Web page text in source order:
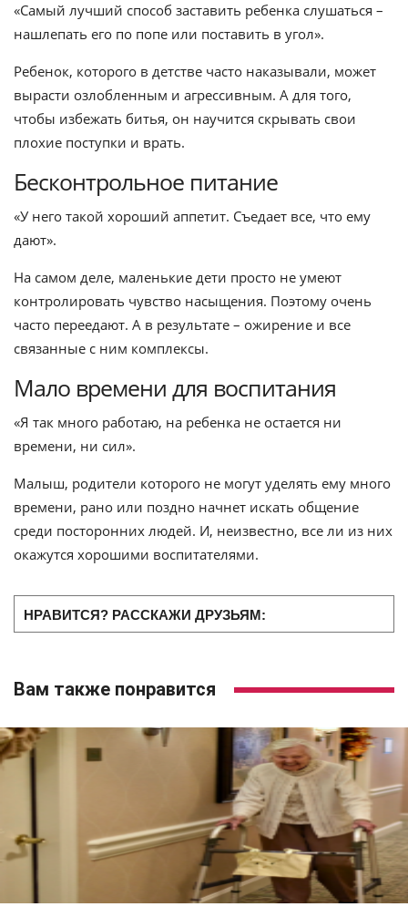
«Самый лучший способ заставить ребенка слушаться –
нашлепать его по попе или поставить в угол».
Ребенок, которого в детстве часто наказывали, может
вырасти озлобленным и агрессивным. А для того,
чтобы избежать битья, он научится скрывать свои
плохие поступки и врать.
Бесконтрольное питание
«У него такой хороший аппетит. Съедает все, что ему
дают».
На самом деле, маленькие дети просто не умеют
контролировать чувство насыщения. Поэтому очень
часто переедают. А в результате – ожирение и все
связанные с ним комплексы.
Мало времени для воспитания
«Я так много работаю, на ребенка не остается ни
времени, ни сил».
Малыш, родители которого не могут уделять ему много
времени, рано или поздно начнет искать общение
среди посторонних людей. И, неизвестно, все ли из них
окажутся хорошими воспитателями.
НРАВИТСЯ? РАССКАЖИ ДРУЗЬЯМ:
Вам также понравится